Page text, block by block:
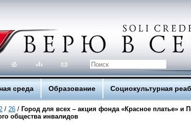
среда Образование Социокультурная
/ 26 / Город для всех – акция фонда «Красное платье» и
общества инвалидов